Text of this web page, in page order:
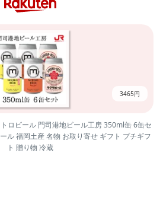
3465円
ロビール 門司港地ビール工房 350ml缶 6缶セ
ル 福岡土産 名物 お取り寄せ ギフト プチギフ
ト 贈り物 冷蔵